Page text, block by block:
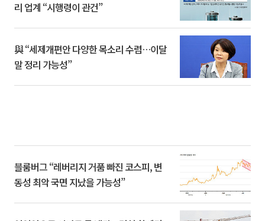
리 업계 “시행령이 관건”
與 “세제개편안 다양한 목소리 수렴…이달
말 정리 가능성”
블룸버그 “레버리지 거품 빠진 코스피, 변
동성 최악 국면 지났을 가능성”